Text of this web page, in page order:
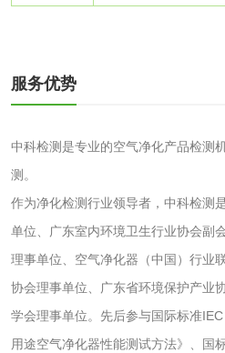
服务优势
中科检测是专业的空气净化产品检测
测。
作为净化检测行业领导者，中科检测
单位、广东室内环境卫生行业协会副
理事单位、空气净化器（中国）行业
协会理事单位、广东省环境保护产业
学会理事单位。先后参与国际标准
用途空气净化器性能测试方法》、国
活性炭
活性炭检测
脱硫脱硝活性